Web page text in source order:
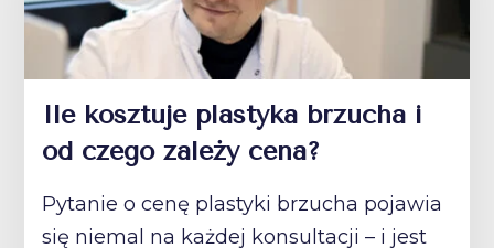
Ile kosztuje plastyka brzucha i
od czego zależy cena?
Pytanie o cenę plastyki brzucha pojawia
się niemal na każdej konsultacji – i jest